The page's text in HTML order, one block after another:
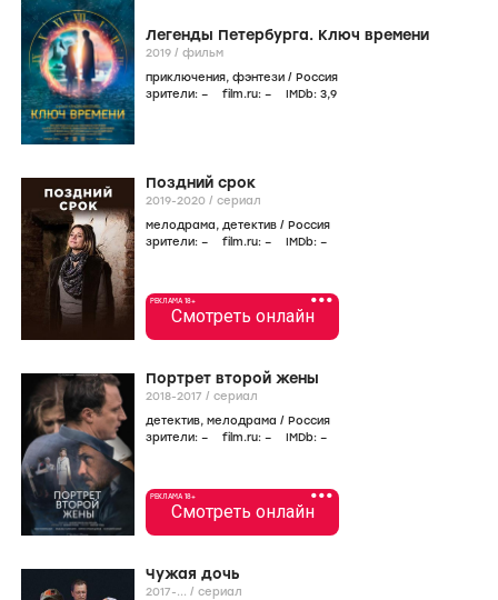
Легенды Петербурга. Ключ времени
2019 / фильм
приключения, фэнтези / Россия
зрители: – film.ru: – IMDb: 3,9
Поздний срок
2019-2020 / сериал
мелодрама, детектив / Россия
зрители: – film.ru: – IMDb: –
•••
РЕКЛАМА 18+
Смотреть онлайн
Портрет второй жены
2018-2017 / сериал
детектив, мелодрама / Россия
зрители: – film.ru: – IMDb: –
•••
РЕКЛАМА 18+
Смотреть онлайн
Чужая дочь
2017-... / сериал